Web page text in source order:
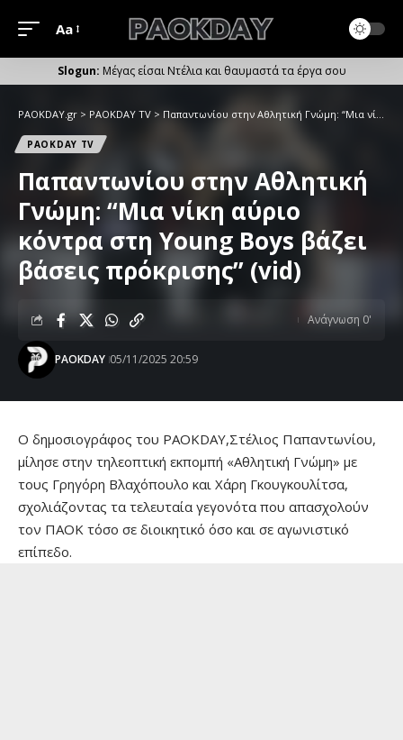
Μέγεθος
Γραμματοσειράς
Aa
Μέγας είσαι Ντέλια και θαυμαστά τα έργα σου
PAOKDAY.gr > PAOKDAY TV > Παπαντωνίου στην Αθλητική Γνώμη: “Μια νίκη αύριο κόντρα στη Young Boys βάζει βάσεις πρόκρισης” (vid)
PAOKDAY TV
Παπαντωνίου στην Αθλητική
Γνώμη: “Μια νίκη αύριο
κόντρα στη Young Boys βάζει
βάσεις πρόκρισης” (vid)
PAOKDAY 05/11/2025 20:59
Ανάγνωση 0'
Ο δημοσιογράφος του PAOKDAY,Στέλιος Παπαντωνίου,
μίλησε στην τηλεοπτική εκπομπή «Αθλητική Γνώμη» με
τους Γρηγόρη Βλαχόπουλο και Χάρη Γκουγκουλίτσα,
σχολιάζοντας τα τελευταία γεγονότα που απασχολούν
τον ΠΑΟΚ τόσο σε διοικητικό όσο και σε αγωνιστικό
επίπεδο.